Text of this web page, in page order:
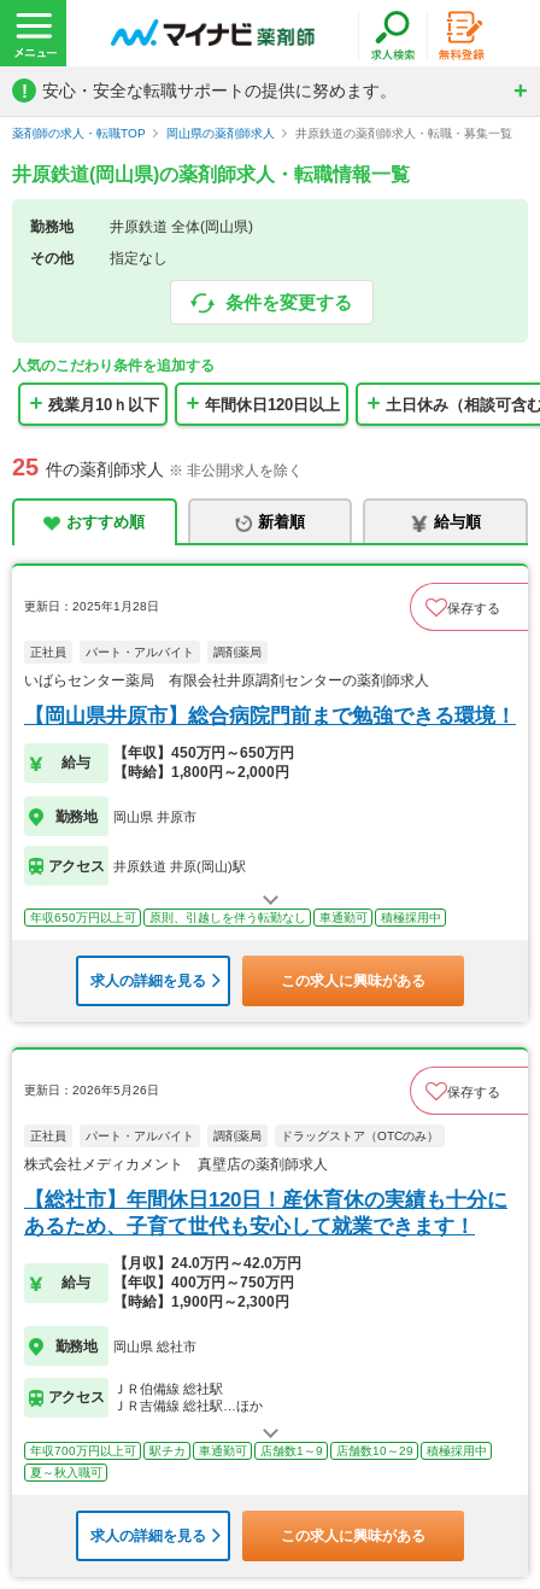
! 安心・安全な転職サポートの提供に努めます。
薬剤師の求人・転職TOP 岡山県の薬剤師求人 井原鉄道の薬剤師求人・転職・募集一覧
井原鉄道(岡山県)の薬剤師求人・転職情報一覧
勤務地
井原鉄道 全体(岡山県)
その他
指定なし
条件を変更する
人気のこだわり条件を追加する
残業月10ｈ以下 年間休日120日以上 土日休み（相談可含
25 件の薬剤師求人 ※ 非公開求人を除く
おすすめ順 新着順 給与順
更新日：2025年1月28日 保存する
正社員 パート・アルバイト 調剤薬局
いばらセンター薬局 有限会社井原調剤センターの薬剤師求人
【岡山県井原市】総合病院門前まで勉強できる環境！
給与
【年収】450万円～650万円
【時給】1,800円～2,000円
勤務地 岡山県 井原市
アクセス 井原鉄道 井原(岡山)駅
年収650万円以上可 原則、引越しを伴う転勤なし 車通勤可 積極採用中
求人の詳細を見る この求人に興味がある
更新日：2026年5月26日 保存する
正社員 パート・アルバイト 調剤薬局 ドラッグストア（OTCのみ）
株式会社メディカメント 真壁店の薬剤師求人
【総社市】年間休日120日！産休育休の実績も十分に
あるため、子育て世代も安心して就業できます！
給与
【月収】24.0万円～42.0万円
【年収】400万円～750万円
【時給】1,900円～2,300円
勤務地 岡山県 総社市
アクセス
ＪＲ伯備線 総社駅
ＪＲ吉備線 総社駅…ほか
年収700万円以上可 駅チカ 車通勤可 店舗数1～9 店舗数10～29
積極採用中
夏～秋入職可
求人の詳細を見る この求人に興味がある